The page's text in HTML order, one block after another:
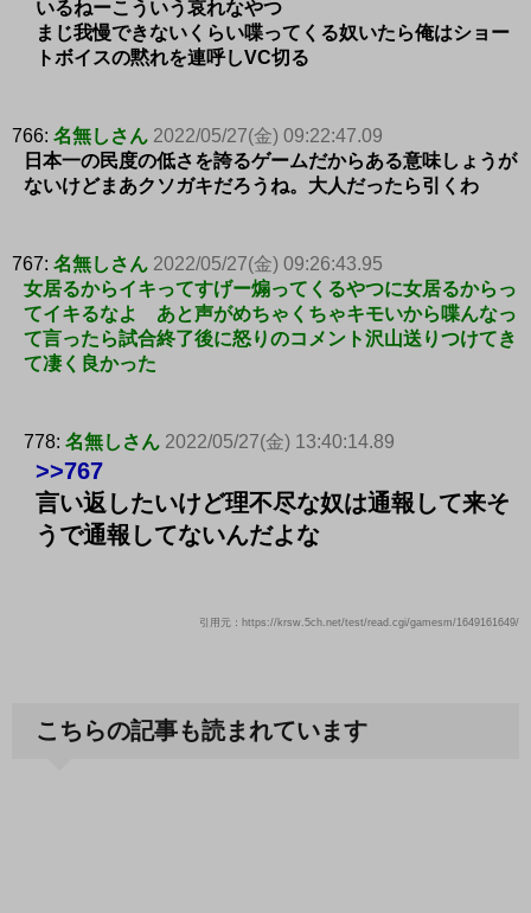
いるねーこういう哀れなやつ
まじ我慢できないくらい喋ってくる奴いたら俺はショー
トボイスの黙れを連呼しVC切る
766: 名無しさん 2022/05/27(金) 09:22:47.09
日本一の民度の低さを誇るゲームだからある意味しょうが
ないけどまあクソガキだろうね。大人だったら引くわ
767: 名無しさん 2022/05/27(金) 09:26:43.95
女居るからイキってすげー煽ってくるやつに女居るからっ
てイキるなよ あと声がめちゃくちゃキモいから喋んなっ
て言ったら試合終了後に怒りのコメント沢山送りつけてき
て凄く良かった
778: 名無しさん 2022/05/27(金) 13:40:14.89
>>767
言い返したいけど理不尽な奴は通報して来そ
うで通報してないんだよな
引用元：https://krsw.5ch.net/test/read.cgi/gamesm/1649161649/
こちらの記事も読まれています